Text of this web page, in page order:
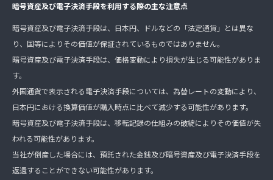
暗号資産及び電子決済手段を利用する際の主な注意点
暗号資産及び電子決済手段は、日本円、ドルなどの「法定通貨」とは異な
り、国等によりその価値が保証されているものではありません。
暗号資産及び電子決済手段は、価格変動により損失が生じる可能性がありま
す。
外国通貨で表示される電子決済手段については、為替レートの変動により、
日本円における換算価値が購入時点に比べて減少する可能性があります。
暗号資産及び電子決済手段は、移転記録の仕組みの破綻によりその価値が失
われる可能性があります。
当社が倒産した場合には、預託された金銭及び暗号資産及び電子決済手段を
返還することができない可能性があります。